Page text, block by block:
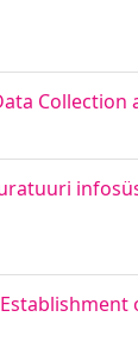
Collection